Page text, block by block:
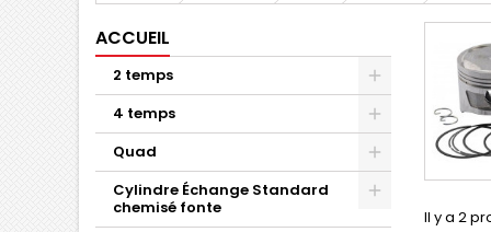
ACCUEIL
2 temps
4 temps
Quad
Cylindre Échange Standard
chemisé fonte
Il y a 2